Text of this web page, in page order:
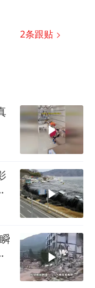
2条跟贴